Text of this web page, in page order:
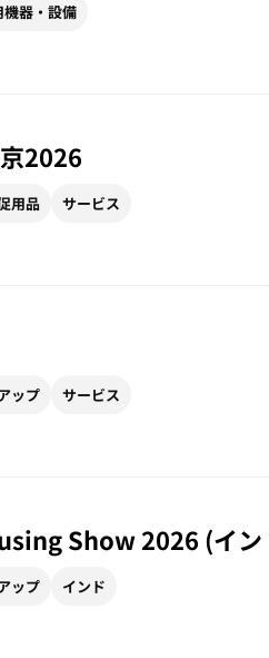
機器・設備
2026
用品 サービス
ップ サービス
Show 2026 (イン
ップ インド